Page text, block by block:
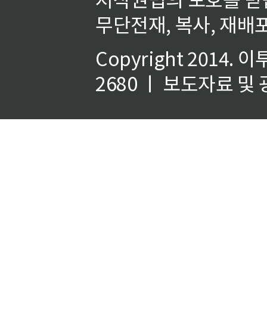
무단전재, 복사, 재배
Copyright 2014. 이
2680 ㅣ 보도자료